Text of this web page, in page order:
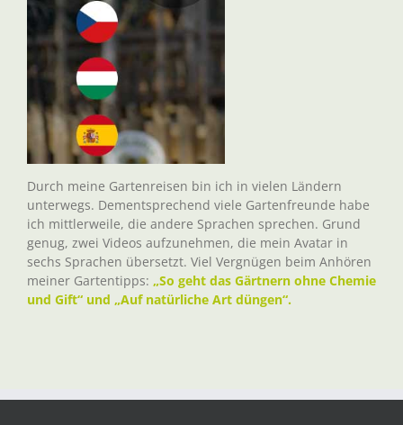
Durch meine Gartenreisen bin ich in vielen Ländern
unterwegs. Dementsprechend viele Gartenfreunde habe
ich mittlerweile, die andere Sprachen sprechen. Grund
genug, zwei Videos aufzunehmen, die mein Avatar in
sechs Sprachen übersetzt. Viel Vergnügen beim Anhören
meiner Gartentipps: „So geht das Gärtnern ohne Chemie
und Gift“ und „Auf natürliche Art düngen“.